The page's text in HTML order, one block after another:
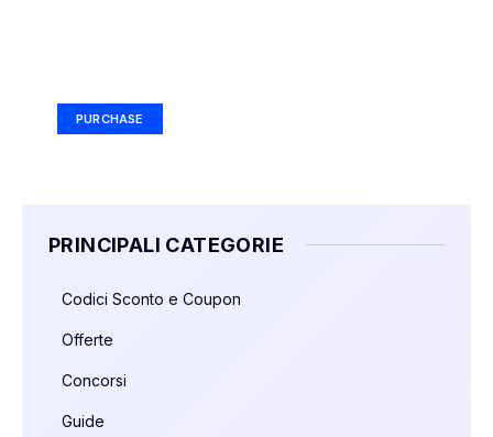
PURCHASE
PRINCIPALI CATEGORIE
Codici Sconto e Coupon
Offerte
Concorsi
Guide